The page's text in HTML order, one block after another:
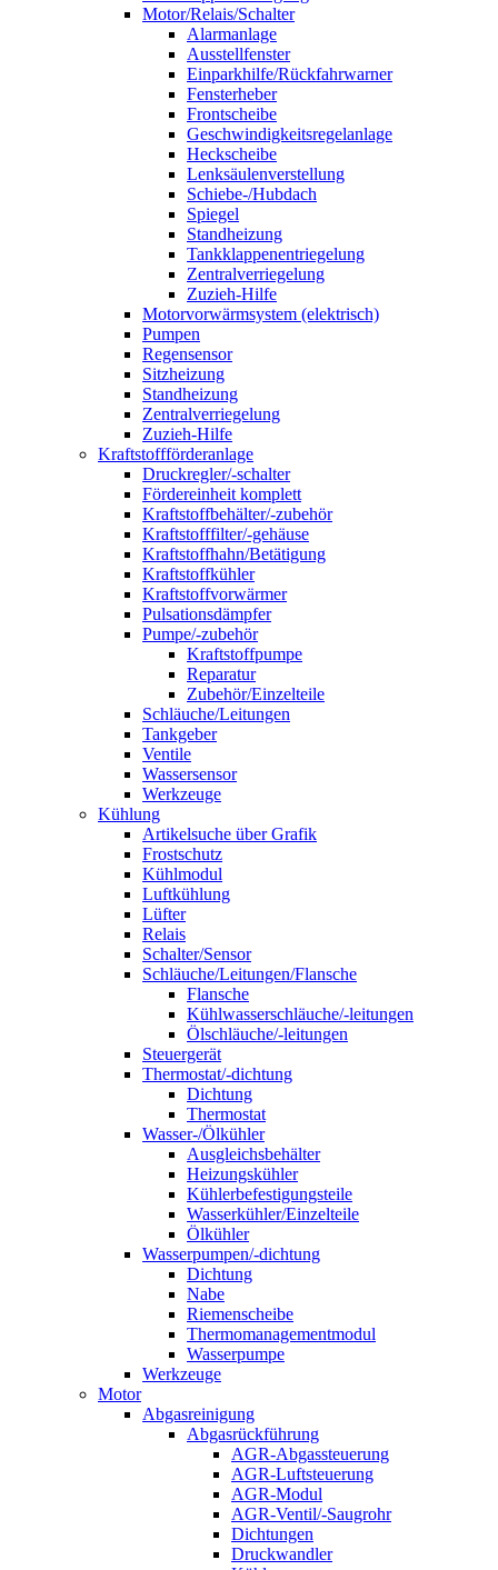
Motor/Relais/Schalter
Alarmanlage
Ausstellfenster
Einparkhilfe/Rückfahrwarner
Fensterheber
Frontscheibe
Geschwindigkeitsregelanlage
Heckscheibe
Lenksäulenverstellung
Schiebe-/Hubdach
Spiegel
Standheizung
Tankklappenentriegelung
Zentralverriegelung
Zuzieh-Hilfe
Motorvorwärmsystem (elektrisch)
Pumpen
Regensensor
Sitzheizung
Standheizung
Zentralverriegelung
Zuzieh-Hilfe
Kraftstoffförderanlage
Druckregler/-schalter
Fördereinheit komplett
Kraftstoffbehälter/-zubehör
Kraftstofffilter/-gehäuse
Kraftstoffhahn/Betätigung
Kraftstoffkühler
Kraftstoffvorwärmer
Pulsationsdämpfer
Pumpe/-zubehör
Kraftstoffpumpe
Reparatur
Zubehör/Einzelteile
Schläuche/Leitungen
Tankgeber
Ventile
Wassersensor
Werkzeuge
Kühlung
Artikelsuche über Grafik
Frostschutz
Kühlmodul
Luftkühlung
Lüfter
Relais
Schalter/Sensor
Schläuche/Leitungen/Flansche
Flansche
Kühlwasserschläuche/-leitungen
Ölschläuche/-leitungen
Steuergerät
Thermostat/-dichtung
Dichtung
Thermostat
Wasser-/Ölkühler
Ausgleichsbehälter
Heizungskühler
Kühlerbefestigungsteile
Wasserkühler/Einzelteile
Ölkühler
Wasserpumpen/-dichtung
Dichtung
Nabe
Riemenscheibe
Thermomanagementmodul
Wasserpumpe
Werkzeuge
Motor
Abgasreinigung
Abgasrückführung
AGR-Abgassteuerung
AGR-Luftsteuerung
AGR-Modul
AGR-Ventil/-Saugrohr
Dichtungen
Druckwandler